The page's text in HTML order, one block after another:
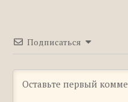
Подписаться